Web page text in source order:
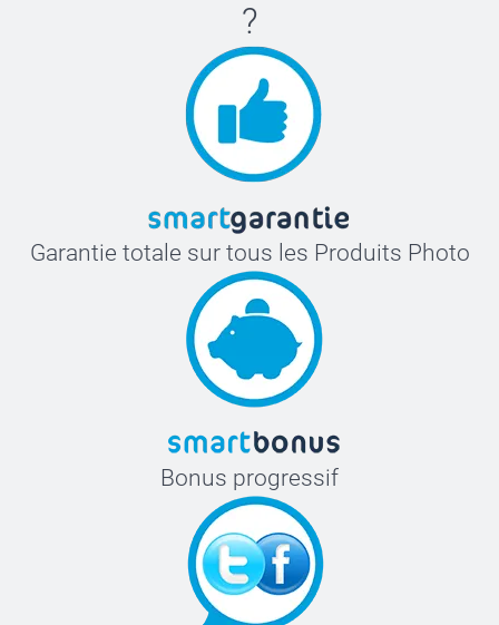
?
Garantie totale sur tous les Produits Photo
Bonus progressif